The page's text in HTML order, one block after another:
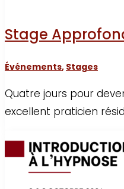
Stage
Événements, Stages
Quatre jours pour
excellent praticien